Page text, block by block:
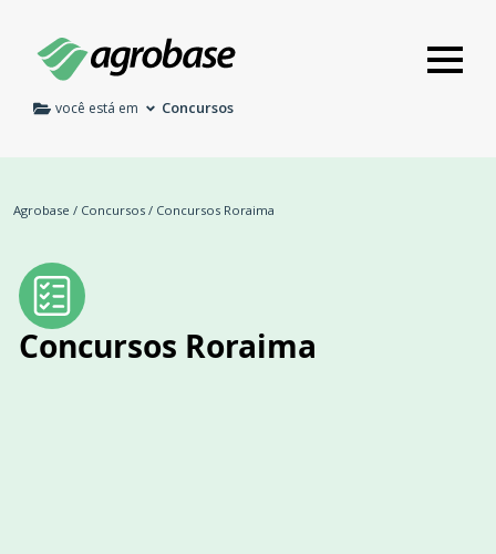
você está em Concursos
Agrobase / Concursos / Concursos Roraima
Concursos Roraima